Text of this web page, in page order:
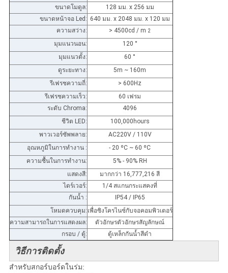
ขนาดโมดูล:
128 มม. x 256 มม
ขนาดหน้าจอ Led: 640 มม. x 2048 มม. x 120 มม
ความสว่าง:
> 4500cd / m 2
มุมแนวนอน:
120 °
มุมแนวตั้ง:
60 °
ดูระยะทาง:
5m ~ 160m
รีเฟรชความถี่:
> 600Hz
รีเฟรชความเร็ว:
60 เฟรม
ระดับ Chroma:
4096
ชีวิต LED:
100,000hours
พาวเวอร์ซัพพลาย:
AC220V / 110V
อุณหภูมิในการทำงาน :
- 20 ºC ~ 60 ºC
ความชื้นในการทำงาน:
5% - 90% RH
แสดงสี:
มากกว่า 16,777,216 สี
ไดร์เวอร์:
1/4 สแกนกระแสคงที่
กันน้ำ :
IP54 / IP65
โหมดควบคุม: เพื่อซิงโครไนซ์กับจอคอมพิวเตอร์
ความสามารถในการแสดงผล:
ตัวอักษรตัวอักษรสัญลักษณ์
กรอบ / ตู้:
ตู้เหล็กกันน้ำสีดำ
วิธีการติดตั้ง
สำหรับสกอร์บอร์ดในร่ม: